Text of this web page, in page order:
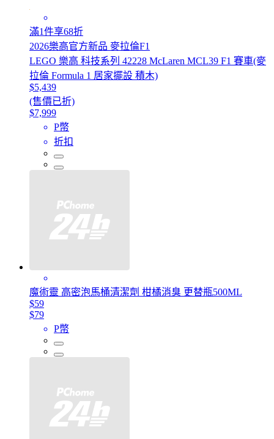
滿1件享68折
2026樂高官方新品 麥拉倫F1
LEGO 樂高 科技系列 42228 McLaren MCL39 F1 賽車(麥
拉倫 Formula 1 居家擺設 積木)
$5,439
(售價已折)
$7,999
P幣
折扣
魔術靈 高密泡馬桶清潔劑 柑橘消臭 更替瓶500ML
$59
$79
P幣